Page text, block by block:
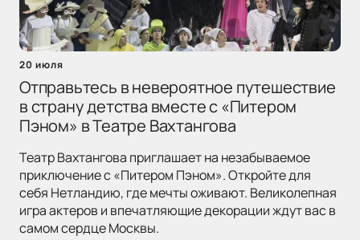
20 июля
Отправьтесь в невероятное путешествие
в страну детства вместе с «Питером
Пэном» в Театре Вахтангова
Театр Вахтангова приглашает на незабываемое
приключение с «Питером Пэном». Откройте для
себя Нетландию, где мечты оживают. Великолепная
игра актеров и впечатляющие декорации ждут вас в
самом сердце Москвы.